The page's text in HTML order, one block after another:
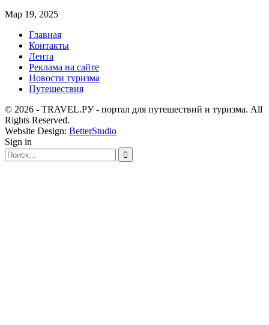
Мар 19, 2025
Главная
Контакты
Лента
Реклама на сайте
Новости туризма
Путешествия
© 2026 - TRAVEL.РУ - портал для путешествий и туризма. All
Rights Reserved.
Website Design: BetterStudio
Sign in